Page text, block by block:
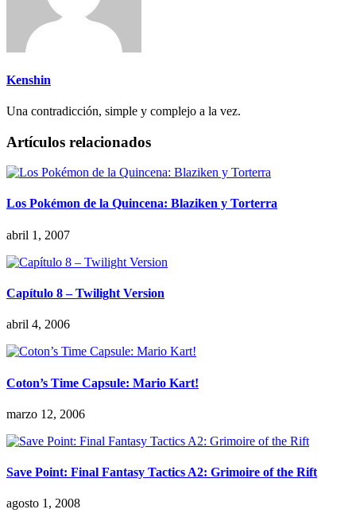
Kenshin
Una contradicción, simple y complejo a la vez.
Artículos relacionados
Los Pokémon de la Quincena: Blaziken y Torterra
abril 1, 2007
Capítulo 8 – Twilight Version
abril 4, 2006
Coton’s Time Capsule: Mario Kart!
marzo 12, 2006
Save Point: Final Fantasy Tactics A2: Grimoire of the Rift
agosto 1, 2008